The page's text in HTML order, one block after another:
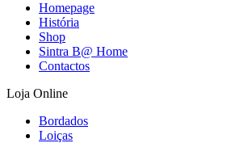
Homepage
História
Shop
Sintra B@ Home
Contactos
Loja Online
Bordados
Loiças